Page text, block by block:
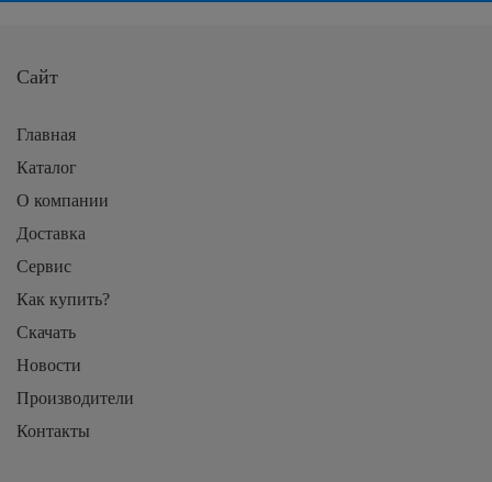
Сайт
Главная
Каталог
О компании
Доставка
Сервис
Как купить?
Скачать
Новости
Производители
Контакты